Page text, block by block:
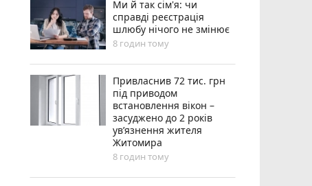
Ми й так сім'я: чи
справді реєстрація
шлюбу нічого не змінює
8 годин тому
Привласнив 72 тис. грн
під приводом
встановлення вікон –
засуджено до 2 років
ув’язнення жителя
Житомира
8 годин тому